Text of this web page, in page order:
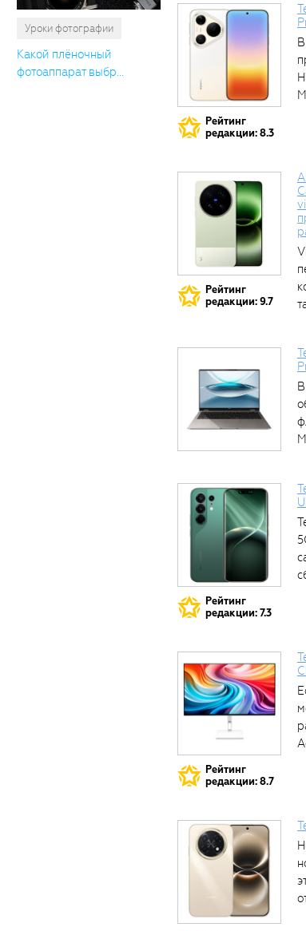
Уроки фотографии
Какой плёночный
фотоаппарат выбр...
Рейтинг
редакции: 8.3
Рейтинг
редакции: 9.7
Рейтинг
редакции: 7.3
Рейтинг
редакции: 8.7